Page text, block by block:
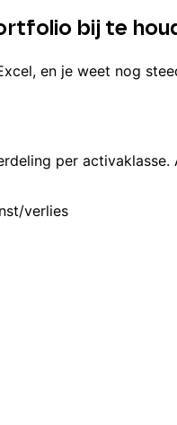
bij te
en je weet nog
per
verlies